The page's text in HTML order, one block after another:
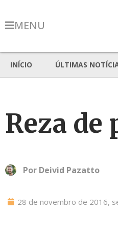
MENU
INÍCIO ÚLTIMAS
Reza de
Por Deivid Pazatto
28 de novembro de 2016,